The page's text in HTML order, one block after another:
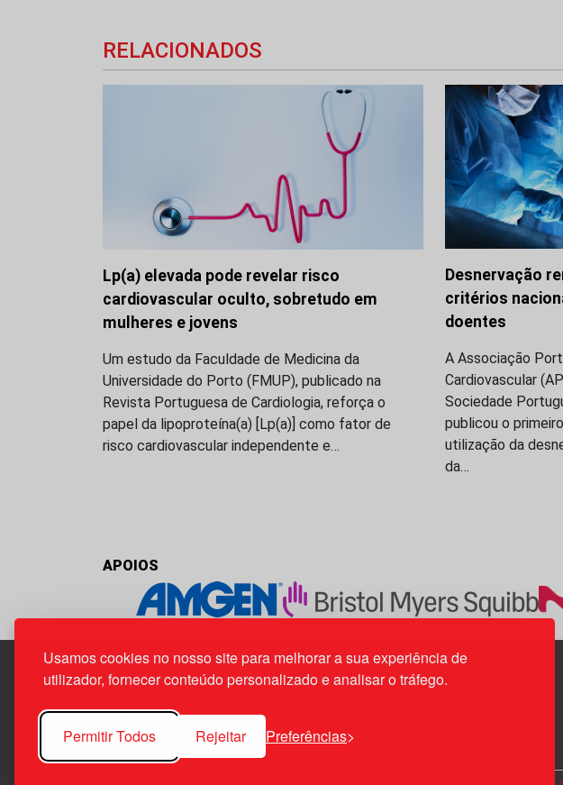
Usamos cookies no nosso site para melhorar a sua experiência de
utilizador, fornecer conteúdo personalizado e analisar o tráfego.
Permitir Todos Rejeitar Preferências
RELACIONADOS
Lp(a) elevada pode revelar risco
cardiovascular oculto, sobretudo em
mulheres e jovens
Um estudo da Faculdade de Medicina da
Universidade do Porto (FMUP), publicado na
Revista Portuguesa de Cardiologia, reforça o
papel da lipoproteína(a) [Lp(a)] como fator de
risco cardiovascular independente e…
Desnervação
critérios
doentes
A Associação
Cardiovascular
Sociedade
publicou o
utilização da
da…
APOIOS
1800-282 Lisboa | Portugal
21 850 40 65